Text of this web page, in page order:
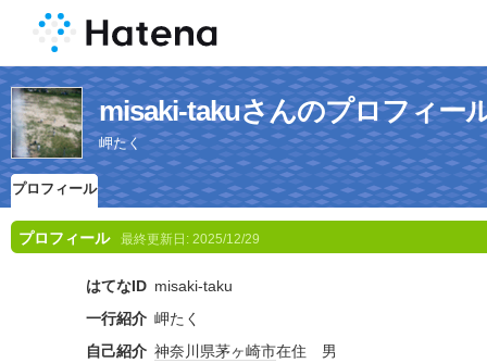
misaki-takuさんのプロフィー
岬たく
プロフィール
プロフィール 最終更新日: 2025/12/29
はてなID misaki-taku
一行紹介 岬たく
自己紹介 神奈川県茅ヶ崎市在住 男